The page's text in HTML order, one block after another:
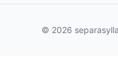
© 2026